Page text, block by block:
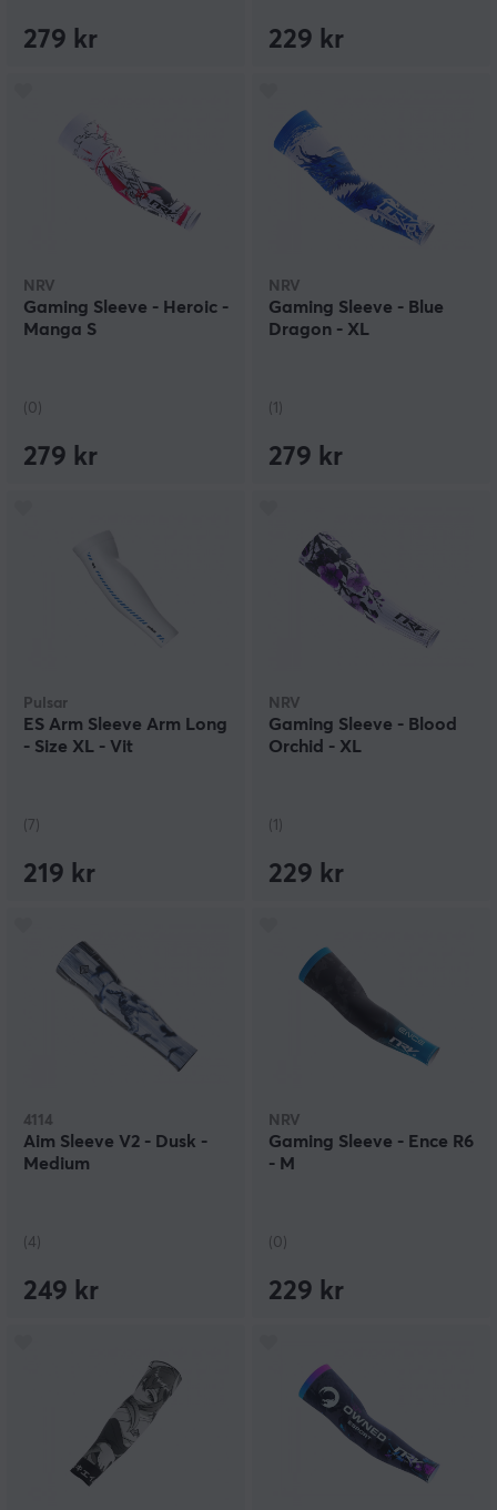
279 kr 229 kr
NRV
Gaming Sleeve - Heroic -
Manga S
(0)
279 kr
NRV
Gaming Sleeve - Blue
Dragon - XL
(1)
279 kr
Pulsar
ES Arm Sleeve Arm Long
- Size XL - Vit
(7)
219 kr
NRV
Gaming Sleeve - Blood
Orchid - XL
(1)
229 kr
4114
Aim Sleeve V2 - Dusk -
Medium
(4)
249 kr
NRV
Gaming Sleeve - Ence R6
- M
(0)
229 kr